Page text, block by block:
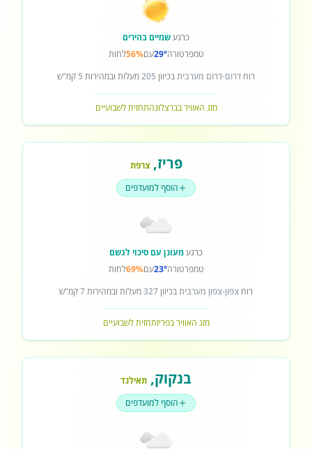
כרגעשמיים בהירים
טמפרטורה29°עם56%לחות
רוח דרום-דרום מערביתבכיוון 205מעלות ובמהירות 5 קמ"ש
מזג האוויר בברצלונהתחזית לשבועיים
פריז,צרפת
הוסף למועדפים
כרגעמעונן עם סיכוי לגשם
טמפרטורה23°עם69%לחות
רוח צפון-צפון מערביתבכיוון327מעלות ובמהירות7קמ"ש
מזג האוויר בפריזתחזית לשבועיים
בנקוק, תאילנד
הוסף למועדפים